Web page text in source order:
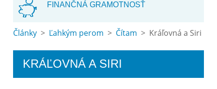
FINANČNÁ GRAMOTNOSŤ
Články> Ľahkým perom > Čítam > Kráľovná a Siri
KRÁĽOVNÁ A SIRI